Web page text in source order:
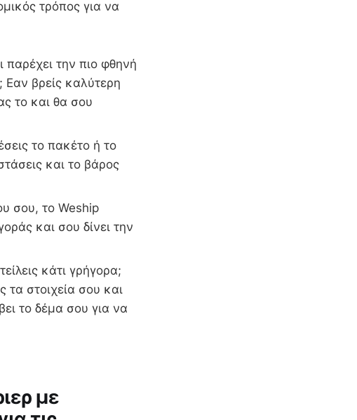
τρόπος για να
την πιο φθηνή
βρείς καλύτερη
το και θα σου
το πακέτο ή το
και το βάρος
σου, το Weship
και σου δίνει την
κάτι γρήγορα;
τα στοιχεία σου και
το δέμα σου για να
με